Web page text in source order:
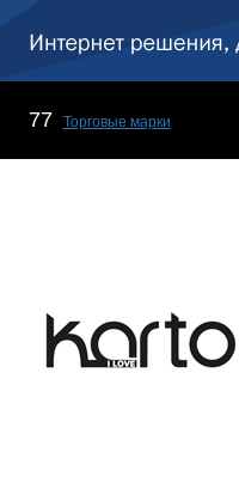
77 Торговые марки